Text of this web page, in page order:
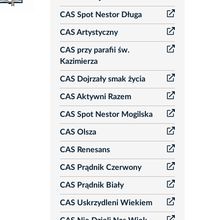
CAS Spot Nestor Długa
CAS Artystyczny
CAS przy parafii św.
Kazimierza
CAS Dojrzały smak życia
CAS Aktywni Razem
CAS Spot Nestor Mogilska
CAS Olsza
CAS Renesans
CAS Prądnik Czerwony
CAS Prądnik Biały
CAS Uskrzydleni Wiekiem